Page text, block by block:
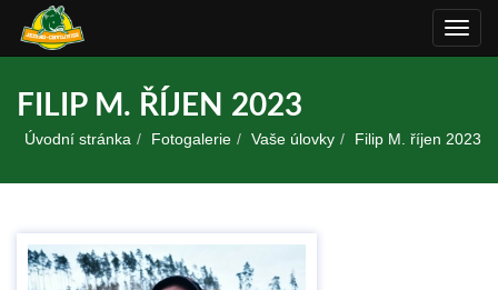
FILIP M. ŘÍJEN 2023
Úvodní stránka Fotogalerie Vaše úlovky Filip M. říjen 2023